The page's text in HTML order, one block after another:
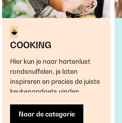
COOKING
Hier kun je naar hartenlust
rondsnuffelen, je laten
inspireren en precies de juiste
keukengadgets vinden.
Naar de categorie